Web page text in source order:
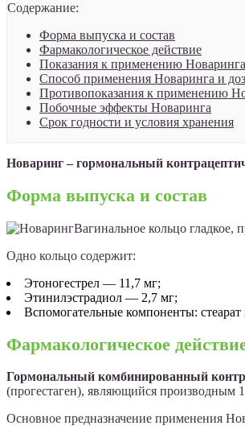
Содержание:
Форма выпуска и состав
Фармакологическое действие
Показания к применению Новаринга
Способ применения Новаринга и
Противопоказания к применению
Побочные эффекты Новаринга
Срок годности и условия хранения
Новаринг – гормональный
Форма выпуска и состав
Вагинальное кольцо гладкое,
Одно кольцо содержит:
Этоногестрел — 11,7 мг;
Этинилэстрадиол — 2,7 мг;
Вспомогательные компоненты:
Фармакологическое
Гормональный комбинированный
(прогестаген), являющийся производным
Основное предназначение применения